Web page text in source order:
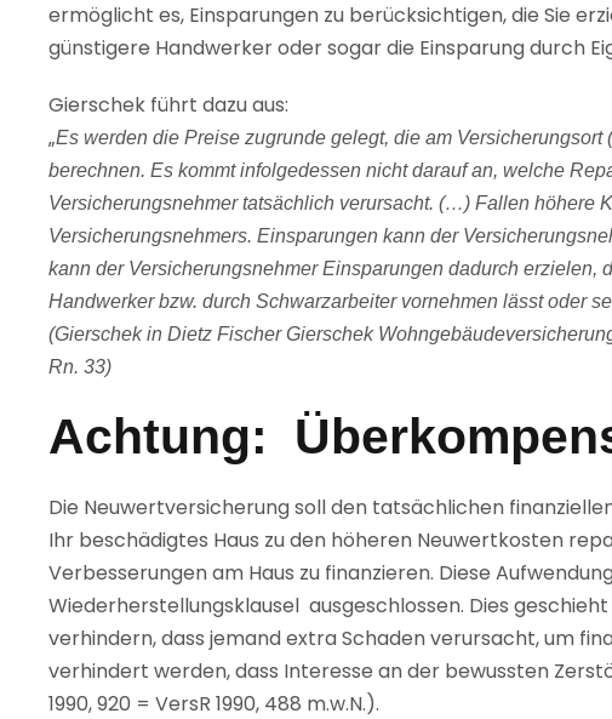
ermöglicht es, Einsparungen zu berücksichtigen, die Sie
günstigere Handwerker oder sogar die Einsparung durch
Gierschek führt dazu aus:
„Es werden die Preise zugrunde gelegt, die am
berechnen. Es kommt infolgedessen nicht darauf an, welche
Versicherungsnehmer tatsächlich verursacht. (…) Fallen höhere
Versicherungsnehmers. Einsparungen kann der
kann der Versicherungsnehmer Einsparungen dadurch erzielen,
Handwerker bzw. durch Schwarzarbeiter vornehmen lässt oder
(Gierschek in Dietz Fischer Gierschek
Rn. 33)
Achtung:
Die Neuwertversicherung soll den tatsächlichen
Ihr beschädigtes Haus zu den höheren Neuwertkosten
Verbesserungen am Haus zu finanzieren. Diese
Wiederherstellungsklausel ausgeschlossen. Dies
verhindern, dass jemand extra Schaden verursacht, um
verhindert werden, dass Interesse an der bewussten
1990, 920 = VersR 1990, 488 m.w.N.).